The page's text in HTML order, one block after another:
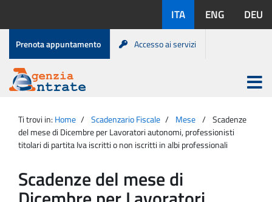
contenuto
disponibili:
ITA ENG DEU
Menu
di
servizio
Prenota appuntamento Accesso ai servizi
Agenzia
Entrate
Apri
menu
principale
Ti trovi in: Home Scadenzario Fiscale Mese
Scadenze
del mese di Dicembre per Lavoratori autonomi, professionisti
titolari di partita Iva iscritti o non iscritti in albi professionali
Scadenze del mese di